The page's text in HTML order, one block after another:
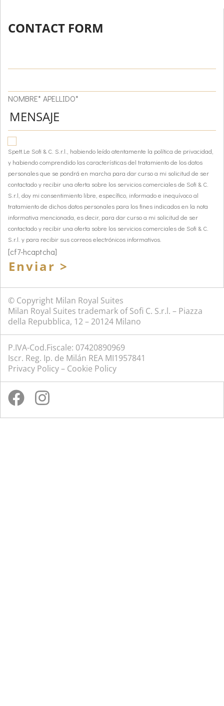
CONTACT FORM
NOMBRE* APELLIDO*
Spett.Le Sofi & C. S.r.l., habiendo leído atentamente la política de privacidad,
y habiendo comprendido las características del tratamiento de los datos
personales que se pondrá en marcha para dar curso a mi solicitud de ser
contactado y recibir una oferta sobre los servicios comerciales de Sofi & C.
S.r.l, doy mi consentimiento libre, específico, informado e inequívoco al
tratamiento de dichos datos personales para los fines indicados en la nota
informativa mencionada, es decir, para dar curso a mi solicitud de ser
contactado y recibir una oferta sobre los servicios comerciales de Sofi & C.
S.r.l. y para recibir sus correos electrónicos informativos.
[cf7-hcaptcha]
Enviar >
© Copyright Milan Royal Suites
Milan Royal Suites trademark of Sofi C. S.r.l. – Piazza
della Repubblica, 12 – 20124 Milano
P.IVA-Cod.Fiscale: 07420890969
Iscr. Reg. Ip. de Milán REA MI1957841
Privacy Policy– Cookie Policy